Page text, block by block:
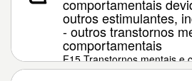
comportamentais
outros estimulantes,
- outros transtornos
comportamentais
F15 Transtornos mentais e
devidos ao uso de outros